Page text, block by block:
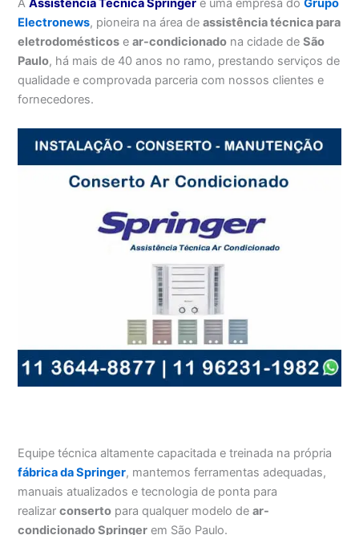
AAssistência Técnica Springer é uma empresa doGrupo
Electronews, pioneira na área deassistência técnica para
eletrodomésticos ear-condicionado na cidade deSão
Paulo, há mais de 40 anos no ramo, prestando serviços de
qualidade e comprovada parceria com nossos clientes e
fornecedores.
Equipe técnica altamente capacitada e treinada na própria
fábrica da Springer, mantemos ferramentas adequadas,
manuais atualizados e tecnologia de ponta para
realizarconserto para qualquer modelo dear-
condicionado Springer em São Paulo.